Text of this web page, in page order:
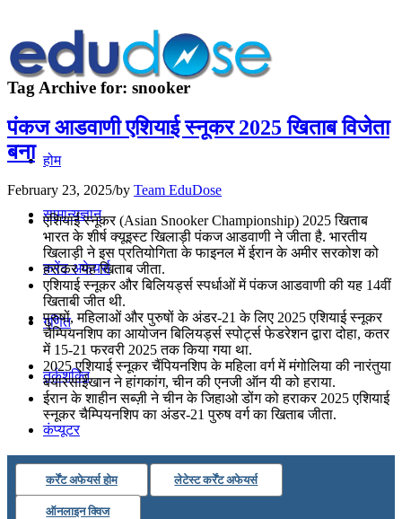
होम
सामान्यज्ञान
करेंट अफेयर्स
गणित
तर्कशक्ति
कंप्यूटर
अंग्रेजी
Tag Archive for: snooker
पंकज आडवाणी एशियाई स्नूकर 2025 खिताब विजेता
बना
February 23, 2025/by Team EduDose
एशियाई स्नूकर (Asian Snooker Championship) 2025 खिताब
भारत के शीर्ष क्यूइस्ट खिलाड़ी पंकज आडवाणी ने जीता है. भारतीय
खिलाड़ी ने इस प्रतियोगिता के फाइनल में ईरान के अमीर सरकोश को
हराकर यह खिताब जीता.
एशियाई स्नूकर और बिलियर्ड्स स्पर्धाओं में पंकज आडवाणी की यह 14वीं
खिताबी जीत थी.
पुरुषों, महिलाओं और पुरुषों के अंडर-21 के लिए 2025 एशियाई स्नूकर
चैम्पियनशिप का आयोजन बिलियर्ड्स स्पोर्ट्स फेडरेशन द्वारा दोहा, कतर
में 15-21 फरवरी 2025 तक किया गया था.
2025 एशियाई स्नूकर चैंपियनशिप के महिला वर्ग में मंगोलिया की नारंतुया
बयारसाईखान ने हांगकांग, चीन की एनजी ऑन यी को हराया.
ईरान के शाहीन सब्ज़ी ने चीन के जिहाओ डोंग को हराकर 2025 एशियाई
स्नूकर चैम्पियनशिप का अंडर-21 पुरुष वर्ग का खिताब जीता.
कर्रेंट अफेयर्स होम लेटेस्ट कर्रेंट अफेयर्स
ऑनलाइन क्विज